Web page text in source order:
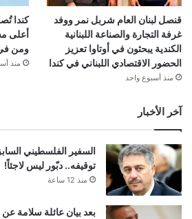
قنصل لبنان العام شربل نمر ووفد
غرفة التجارة والصناعة اللبنانية
الكندية يبحثون في أوتاوا تعزيز
الحضور الاقتصادي اللبناني في كندا
منذ أسبوع واحد
كندا
أعلى
ومن في
منذ
آخر الأخبار
السفير الفلسطيني
توقيفه.. دبّور ليس لاجئاً!
منذ 12 ساعة
بعد بيان عائلة سلامة